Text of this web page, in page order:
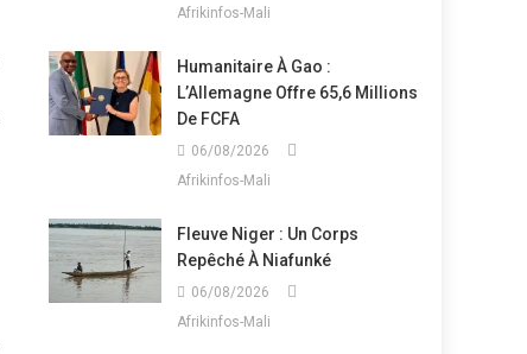
Afrikinfos-Mali
Humanitaire À Gao :
L’Allemagne Offre 65,6 Millions
De FCFA
06/08/2026
Afrikinfos-Mali
Fleuve Niger : Un Corps
Repêché À Niafunké
06/08/2026
Afrikinfos-Mali